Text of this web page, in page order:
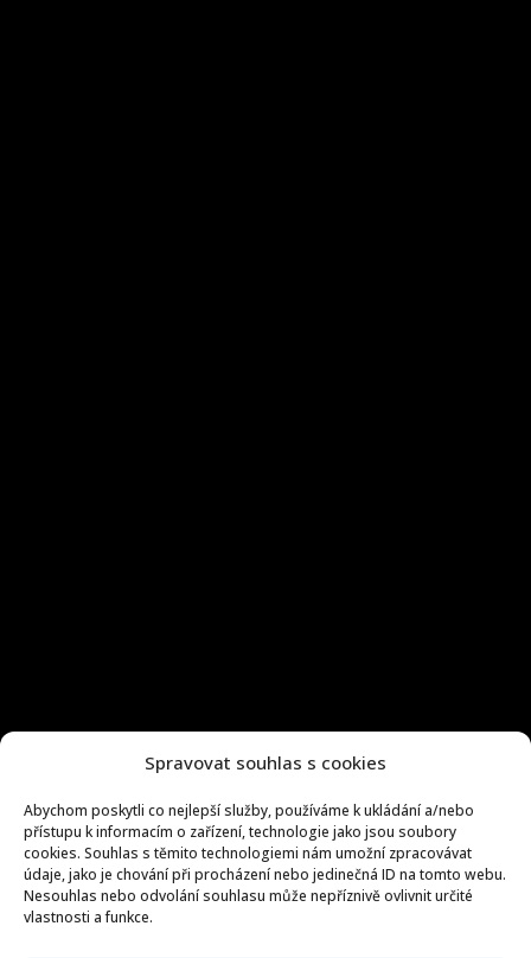
Spravovat souhlas s cookies
Abychom poskytli co nejlepší služby, používáme k ukládání a/nebo
přístupu k informacím o zařízení, technologie jako jsou soubory
cookies. Souhlas s těmito technologiemi nám umožní zpracovávat
údaje, jako je chování při procházení nebo jedinečná ID na tomto webu.
Nesouhlas nebo odvolání souhlasu může nepříznivě ovlivnit určité
vlastnosti a funkce.